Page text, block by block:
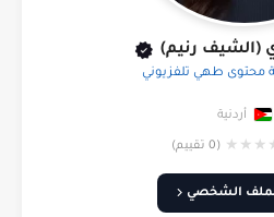
(الشيف رنيم)
طهي تلفزيوني
أردنية
★
★
★ (0 تقييم)
الشخصي